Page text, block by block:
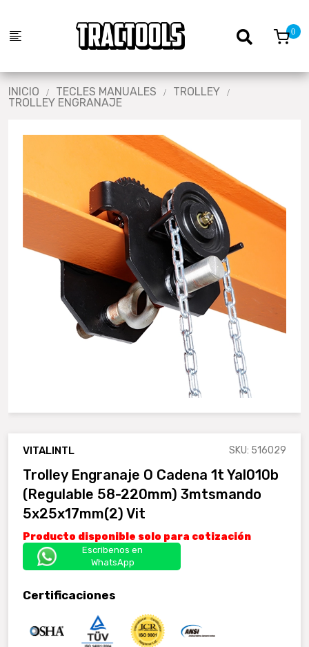
INICIO TECLES MANUALES
TROLLEY
TROLLEY ENGRANAJE
VITALINTL SKU: 516029
Trolley Engranaje O Cadena 1t Yal010b
(regulable 58-220mm) 3mtsmando
5x25x17mm(2) Vit
Producto disponible solo para cotización
Escribenos en
WhatsApp
Certificaciones